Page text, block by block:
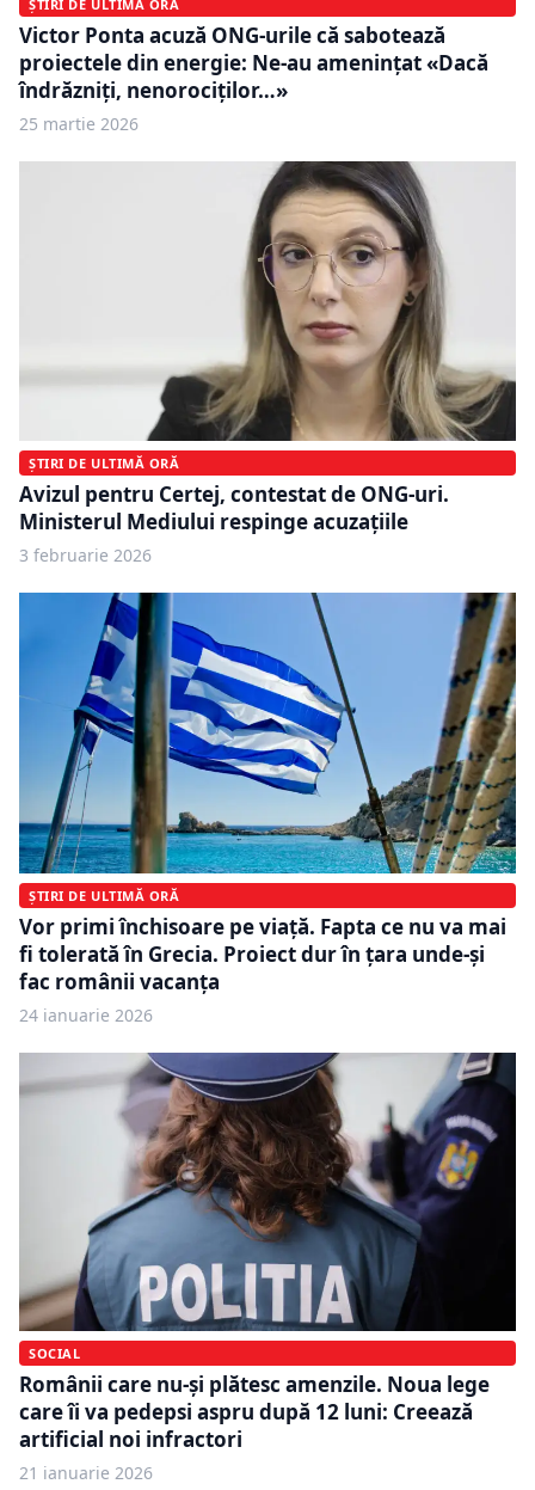
ȘTIRI DE ULTIMĂ ORĂ
Victor Ponta acuză ONG-urile că sabotează
proiectele din energie: Ne-au amenințat «Dacă
îndrăzniți, nenorociților…»
25 martie 2026
ȘTIRI DE ULTIMĂ ORĂ
Avizul pentru Certej, contestat de ONG-uri.
Ministerul Mediului respinge acuzațiile
3 februarie 2026
ȘTIRI DE ULTIMĂ ORĂ
Vor primi închisoare pe viață. Fapta ce nu va mai
fi tolerată în Grecia. Proiect dur în țara unde-și
fac românii vacanța
24 ianuarie 2026
SOCIAL
Românii care nu-și plătesc amenzile. Noua lege
care îi va pedepsi aspru după 12 luni: Creează
artificial noi infractori
21 ianuarie 2026